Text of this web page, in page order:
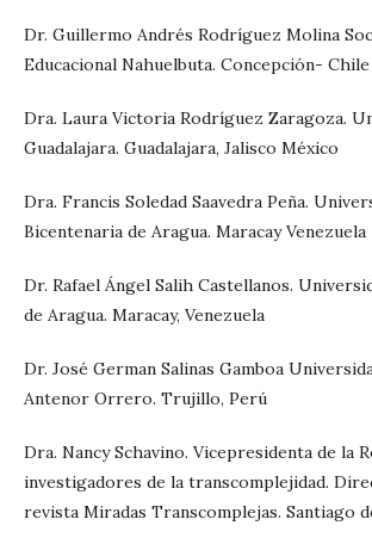
Dr. Guillermo Andrés Rodríguez Molina
Educacional Nahuelbuta. Concepción- Chile
Dra. Laura Victoria Rodríguez Zaragoza.
Guadalajara. Guadalajara, Jalisco México
Dra. Francis Soledad Saavedra Peña.
Bicentenaria de Aragua. Maracay Venezuela
Dr. Rafael Ángel Salih Castellanos.
de Aragua. Maracay, Venezuela
Dr. José German Salinas Gamboa
Antenor Orrero. Trujillo, Perú
Dra. Nancy Schavino. Vicepresidenta de la
investigadores de la transcomplejidad.
revista Miradas Transcomplejas. Santiago